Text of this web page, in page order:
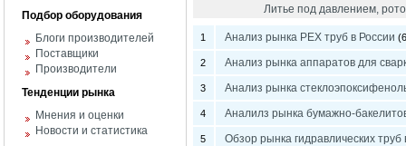
Подбор оборудования
Блоги производителей
Поставщики
Производители
Тенденции рынка
Мнения и оценки
Новости и статистика
Литье под давлением,
1 Анализ рынка PEX труб в России
2 Анализ рынка аппаратов для
3 Анализ рынка
4 Аналилз рынка бумажно-
5 Обзор рынка гидравлических труб